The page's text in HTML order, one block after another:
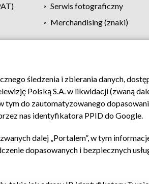
Serwis fotograficzny
Merchandising (znaki)
Pomoc Biuro reklamy Kontakt
śledzenia i zbierania danych,
Polską S.A. w likwidacji (zwaną
tym do zautomatyzowanego
nas identyfikatora PPID do Google.
zwanych dalej „Portalem”, w tym
dopasowanych i bezpiecznych